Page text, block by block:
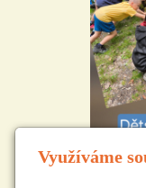
Využíváme